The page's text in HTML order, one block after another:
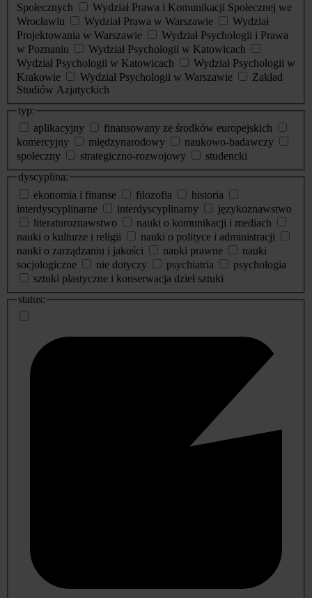
Społecznych
Wydział Prawa i Komunikacji Społecznej we
Wrocławiu
Wydział Prawa w Warszawie
Wydział
Projektowania w Warszawie
Wydział Psychologii i Prawa
w Poznaniu
Wydział Psychologii w Katowicach
Wydział Psychologii w Katowicach
Wydział Psychologii w
Krakowie
Wydział Psychologii w Warszawie
Zakład
Studiów Azjatyckich
typ:
aplikacyjny
finansowany ze środków europejskich
komercyjny
międzynarodowy
naukowo-badawczy
społeczny
strategiczno-rozwojowy
studencki
dyscyplina:
ekonomia i finanse
filozofia
historia
interdyscyplinarne
interdyscyplinarny
językoznawstwo
literaturoznawstwo
nauki o komunikacji i mediach
nauki o kulturze i religii
nauki o polityce i administracji
nauki o zarządzaniu i jakości
nauki prawne
nauki
socjologiczne
nie dotyczy psychiatria
psychologia
sztuki plastyczne i konserwacja dzieł sztuki
status: